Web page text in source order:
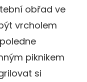
obřad ve
vrcholem
piknikem
si